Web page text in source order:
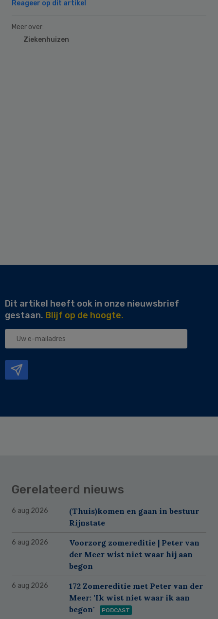
Reageer op dit artikel
Meer over:
Ziekenhuizen
Dit artikel heeft ook in onze nieuwsbrief
gestaan. Blijf op de hoogte.
Uw
Gerelateerd nieuws
6 aug 2026
(Thuis)komen en gaan in bestuur
Rijnstate
6 aug 2026
Voorzorg zomereditie | Peter van
der Meer wist niet waar hij aan
begon
6 aug 2026
172 Zomereditie met Peter van der
Meer: 'Ik wist niet waar ik aan
begon'
PODCAST